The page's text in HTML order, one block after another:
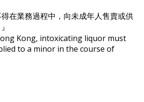
得在業務過程中，向未成年人售賣或供
Kong, intoxicating liquor must
to a minor in the course of